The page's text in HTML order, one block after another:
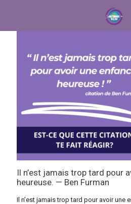
Il n’est jamais trop tard pour
heureuse. — Ben Furman
Il n’est jamais trop tard pour avoir une